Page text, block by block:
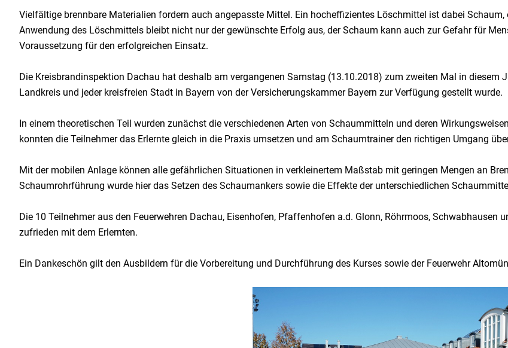
Vielfältige brennbare Materialien fordern auch angepasste Mittel. Ein hocheffizientes Löschmittel ist dabei
Anwendung des Löschmittels bleibt nicht nur der gewünschte Erfolg aus, der Schaum kann auch zur Gefahr für
Voraussetzung für den erfolgreichen Einsatz.
Die Kreisbrandinspektion Dachau hat deshalb am vergangenen Samstag (13.10.2018) zum zweiten Mal in diesem
Landkreis und jeder kreisfreien Stadt in Bayern von der Versicherungskammer Bayern zur Verfügung gestellt wurde.
In einem theoretischen Teil wurden zunächst die verschiedenen Arten von Schaummitteln und deren
konnten die Teilnehmer das Erlernte gleich in die Praxis umsetzen und am Schaumtrainer den richtigen Umgang
Mit der mobilen Anlage können alle gefährlichen Situationen in verkleinertem Maßstab mit geringen Mengen an
Schaumrohrführung wurde hier das Setzen des Schaumankers sowie die Effekte der unterschiedlichen
Die 10 Teilnehmer aus den Feuerwehren Dachau, Eisenhofen, Pfaffenhofen a.d. Glonn, Röhrmoos, Schwabhausen
zufrieden mit dem Erlernten.
Ein Dankeschön gilt den Ausbildern für die Vorbereitung und Durchführung des Kurses sowie der Feuerwehr